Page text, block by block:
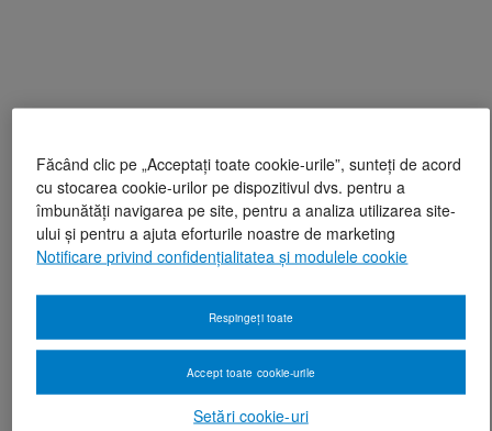
Făcând clic pe „Acceptați toate cookie-urile”, sunteți de acord
cu stocarea cookie-urilor pe dispozitivul dvs. pentru a
îmbunătăți navigarea pe site, pentru a analiza utilizarea site-
ului și pentru a ajuta eforturile noastre de marketing
Notificare privind confidențialitatea și modulele cookie
Setări cookie-uri
Respingeți toate
Accept toate cookie-urile